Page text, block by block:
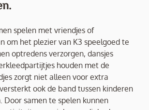
spelen met vriendjes of
om het plezier van K3 speelgoed te
optredens verzorgen, dansjes
houden met de
zorgt niet alleen voor extra
ook de band tussen kinderen
Door samen te spelen kunnen